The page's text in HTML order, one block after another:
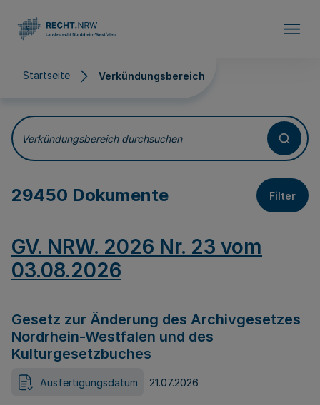
Startseite Verkündungsbereich
Verkündungsbereich
Verkündungsbereich durchsuchen
29450 Dokumente Filter
GV. NRW. 2026 Nr. 23 vom
03.08.2026
Gesetz zur Änderung des Archivgesetzes
Nordrhein-Westfalen und des
Kulturgesetzbuches
Ausfertigungsdatum 21.07.2026